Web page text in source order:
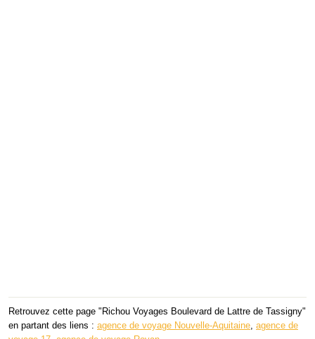
Retrouvez cette page "Richou Voyages Boulevard de Lattre de Tassigny"
en partant des liens : agence de voyage Nouvelle-Aquitaine agence de